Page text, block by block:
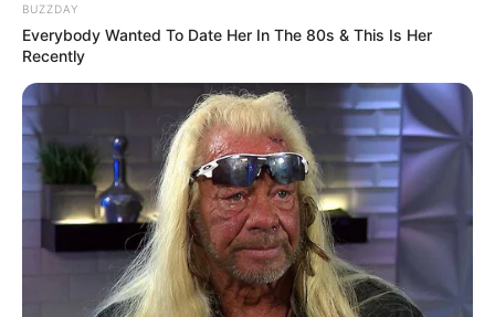
andalusischen Thermenlandschaft in jodhaltiger
Thermalsole. Informationen unterwww.kristalltherm
e-bad-wilsnack.de
Wasserburg Plattenburg - In der amtsfreien
Gemeinde Plattenburg steht die älteste erhaltene
Wasserburg Norddeutschlands. Sie wurde 1319
erstmals erwähnt und beherbergt heute unter
anderem ein Museum. Informationen unterde.wikipe
dia.org/wiki/Plattenburg (Burg).
Ritter Kahlbutz in Kampehl - In der Kirche der
BUZZDAY
Everybody Wanted To Date Her In The 80s & This Is Her
Recently